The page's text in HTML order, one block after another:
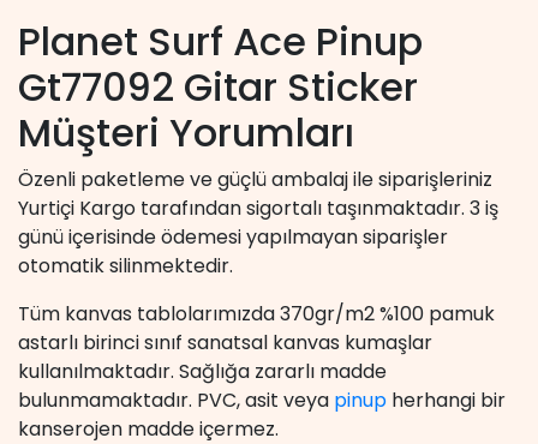
Planet Surf Ace Pinup
Gt77092 Gitar Sticker
Müşteri Yorumları
Özenli paketleme ve güçlü ambalaj ile siparişleriniz
Yurtiçi Kargo tarafından sigortalı taşınmaktadır. 3 iş
günü içerisinde ödemesi yapılmayan siparişler
otomatik silinmektedir.
Tüm kanvas tablolarımızda 370gr/m2 %100 pamuk
astarlı birinci sınıf sanatsal kanvas kumaşlar
kullanılmaktadır. Sağlığa zararlı madde
bulunmamaktadır. PVC, asit veya pinup herhangi bir
kanserojen madde içermez.